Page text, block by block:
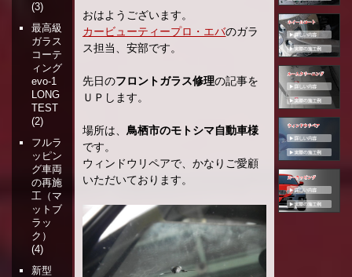
おはようございます。
カービューティープロ・エバのガラ
ス担当、安部です。
先日のフロントガラス修理の記事を
ＵＰします。
場所は、鳥栖市のモトシマ自動車様
です。
ウィンドウリペアで、かなりご愛顧
いただいております。
(3)
最高級
ガラス
コーテ
ィング
evo-1
LONG
TEST
(2)
フルラ
ッピン
グ車両
の再施
工（マ
ットブ
ラッ
ク）
(4)
新型